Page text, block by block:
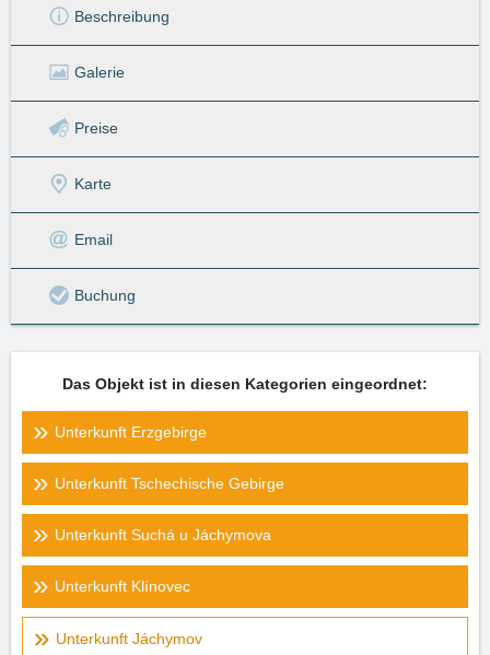
Beschreibung
Galerie
Preise
Karte
Email
Buchung
Das Objekt ist in diesen Kategorien eingeordnet:
Unterkunft Erzgebirge
Unterkunft Tschechische Gebirge
Unterkunft Suchá u Jáchymova
Unterkunft Klínovec
Unterkunft Jáchymov